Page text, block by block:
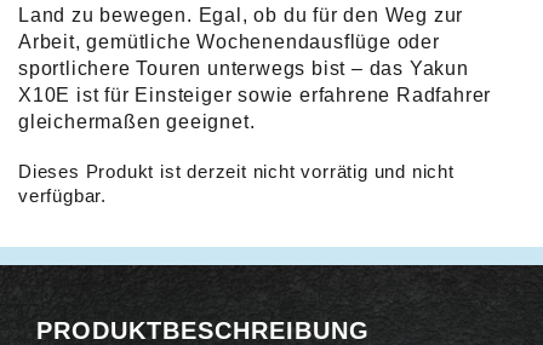
Land zu bewegen. Egal, ob du für den Weg zur
Arbeit, gemütliche Wochenendausflüge oder
sportlichere Touren unterwegs bist – das Yakun
X10E ist für Einsteiger sowie erfahrene Radfahrer
gleichermaßen geeignet.
Dieses Produkt ist derzeit nicht vorrätig und nicht
verfügbar.
PRODUKTBESCHREIBUNG